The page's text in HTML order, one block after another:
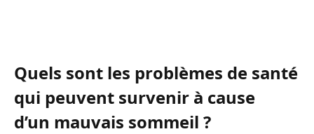
Quels sont les problèmes de santé
qui peuvent survenir à cause
d’un mauvais sommeil ?